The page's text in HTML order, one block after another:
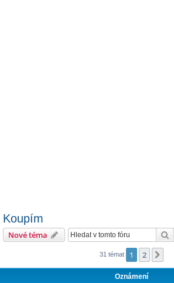
Koupím
Nové téma
31 témat 1 2
Oznámení